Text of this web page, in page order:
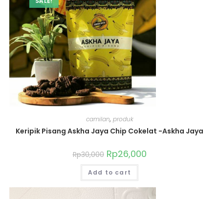
camilan, produk
Keripik Pisang Askha Jaya Chip Cokelat -Askha Jaya
Rp30,000 Rp26,000
Add to cart